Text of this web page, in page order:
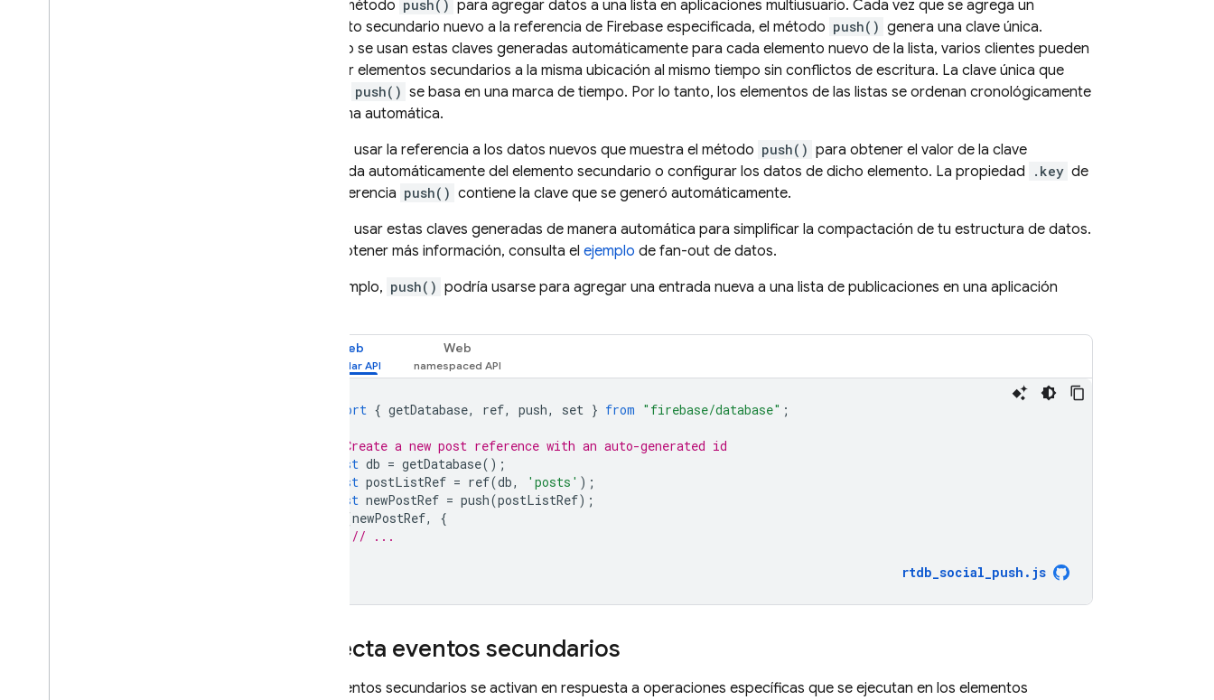
Usa el método push() para agregar datos a una lista en aplicaciones multiusuario. Cada vez que se agrega un
elemento secundario nuevo a la referencia de Firebase especificada, el método push() genera una clave única.
Cuando se usan estas claves generadas automáticamente para cada elemento nuevo de la lista, varios clientes pueden
agregar elementos secundarios a la misma ubicación al mismo tiempo sin conflictos de escritura. La clave única que
push() se basa en una marca de tiempo. Por lo tanto, los elementos de las listas se ordenan cronológicamente
de forma automática.
Puedes usar la referencia a los datos nuevos que muestra el método push() para obtener el valor de la clave
generada automáticamente del elemento secundario o configurar los datos de dicho elemento. La propiedad
.key de
una referencia push() contiene la clave que se generó automáticamente.
Puedes usar estas claves generadas de manera automática para simplificar la compactación de tu estructura de datos.
Para obtener más información, consulta el ejemplo de fan-out de datos.
Por ejemplo, push() podría usarse para agregar una entrada nueva a una lista de publicaciones en una aplicación
Web Web
import { getDatabase, ref, push, set } from "firebase/database" ;
// Create a new post reference with an auto-generated id
const db = getDatabase();
const postListRef = ref(db, 'posts' );
const newPostRef = push(postListRef);
(newPostRef,
{
// ...
rtdb_social_push . js
Detecta eventos secundarios
Los eventos secundarios se activan en respuesta a operaciones específicas que se ejecutan en los elementos